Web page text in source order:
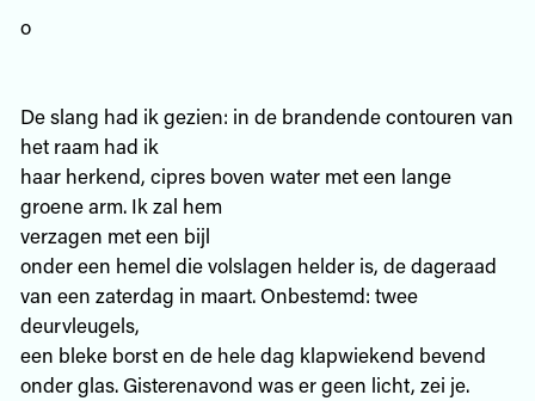
o
De slang had ik gezien: in de brandende contouren van
het raam had ik
haar herkend, cipres boven water met een lange
groene arm. Ik zal hem
verzagen met een bijl
onder een hemel die volslagen helder is, de dageraad
van een zaterdag in maart. Onbestemd: twee
deurvleugels,
een bleke borst en de hele dag klapwiekend bevend
onder glas. Gisterenavond was er geen licht, zei je.